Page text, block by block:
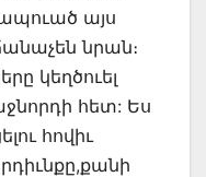
այս
նրան։
կեղծուել
հետ: Ես
հովիւ